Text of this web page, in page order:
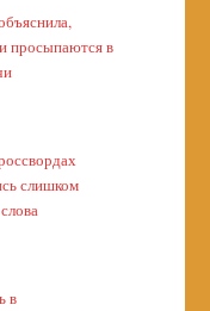
просыпаются в
слишком
в